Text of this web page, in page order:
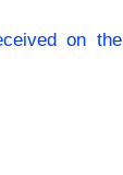
on the